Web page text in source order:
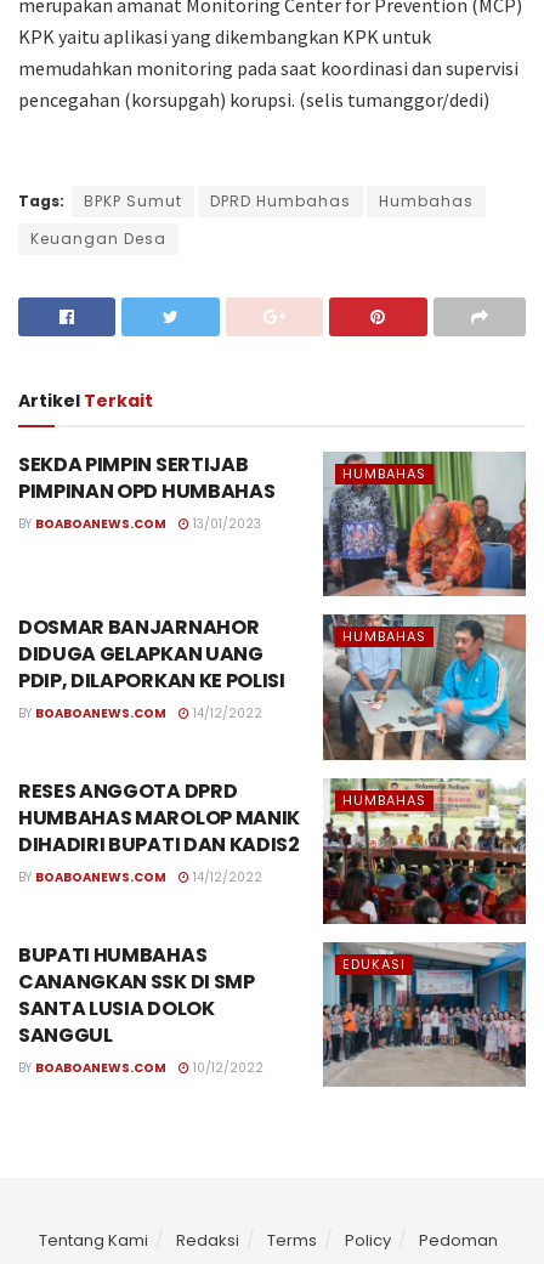
KPK yaitu aplikasi yang dikembangkan KPK untuk
memudahkan monitoring pada saat koordinasi dan supervisi
pencegahan (korsupgah) korupsi. (selis tumanggor/dedi)
Tags: BPKP Sumut DPRD Humbahas
Humbahas
Keuangan Desa
Artikel Terkait
HUMBAHAS
SEKDA PIMPIN SERTIJAB
PIMPINAN OPD HUMBAHAS
BY BOABOANEWS.COM 13/01/2023
HUMBAHAS
DOSMAR BANJARNAHOR
DIDUGA GELAPKAN UANG
PDIP, DILAPORKAN KE POLISI
BY BOABOANEWS.COM 14/12/2022
HUMBAHAS
RESES ANGGOTA DPRD
HUMBAHAS MAROLOP MANIK
DIHADIRI BUPATI DAN KADIS2
BY BOABOANEWS.COM 14/12/2022
EDUKASI
BUPATI HUMBAHAS
CANANGKAN SSK DI SMP
SANTA LUSIA DOLOK
SANGGUL
BY BOABOANEWS.COM 10/12/2022
Tentang Kami Redaksi Terms Policy Pedoman